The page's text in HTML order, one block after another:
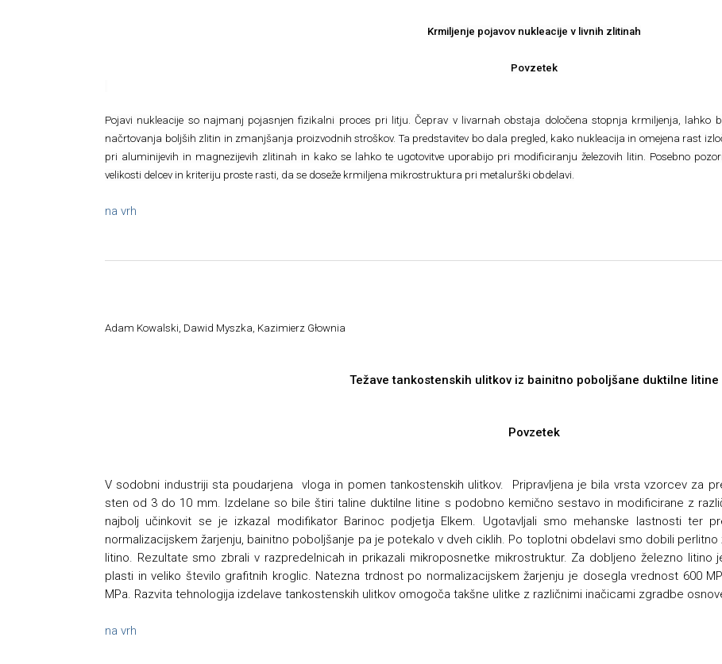
Krmiljenje pojavov nukleacije v livnih zlitinah
Povzetek
Pojavi nukleacije so najmanj pojasnjen fizikalni proces pri litju. Čeprav v livarnah obstaja določena stopnja krmiljenja, lahko
načrtovanja boljših zlitin in zmanjšanja proizvodnih stroškov. Ta predstavitev bo dala pregled, kako nukleacija in omejena rast
pri aluminijevih in magnezijevih zlitinah in kako se lahko te ugotovitve uporabijo pri modificiranju železovih litin. Posebno
velikosti delcev in kriteriju proste rasti, da se doseže krmiljena mikrostruktura pri metalurški obdelavi.
na vrh
Adam Kowalski, Dawid Myszka, Kazimierz Głownia
Težave tankostenskih ulitkov iz bainitno poboljšane duktilne litine
Povzetek
V sodobni industriji sta poudarjena vloga in pomen tankostenskih ulitkov. Pripravljena je bila vrsta vzorcev za
sten od 3 do 10 mm. Izdelane so bile štiri taline duktilne litine s podobno kemično sestavo in modificirane z
najbolj učinkovit se je izkazal modifikator Barinoc podjetja Elkem. Ugotavljali smo mehanske lastnosti ter
normalizacijskem žarjenju, bainitno poboljšanje pa je potekalo v dveh ciklih. Po toplotni obdelavi smo dobili
litino. Rezultate smo zbrali v razpredelnicah in prikazali mikroposnetke mikrostruktur. Za dobljeno železno litino
plasti in veliko število grafitnih kroglic. Natezna trdnost po normalizacijskem žarjenju je dosegla vrednost 600
MPa. Razvita tehnologija izdelave tankostenskih ulitkov omogoča takšne ulitke z različnimi inačicami zgradbe
na vrh